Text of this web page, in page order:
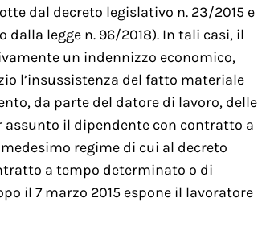
dal decreto legislativo n. 23/2015 e
legge n. 96/2018). In tali casi, il
un indennizzo economico,
l’insussistenza del fatto materiale
da parte del datore di lavoro, delle
assunto il dipendente con contratto a
regime di cui al decreto
a tempo determinato o di
il 7 marzo 2015 espone il lavoratore